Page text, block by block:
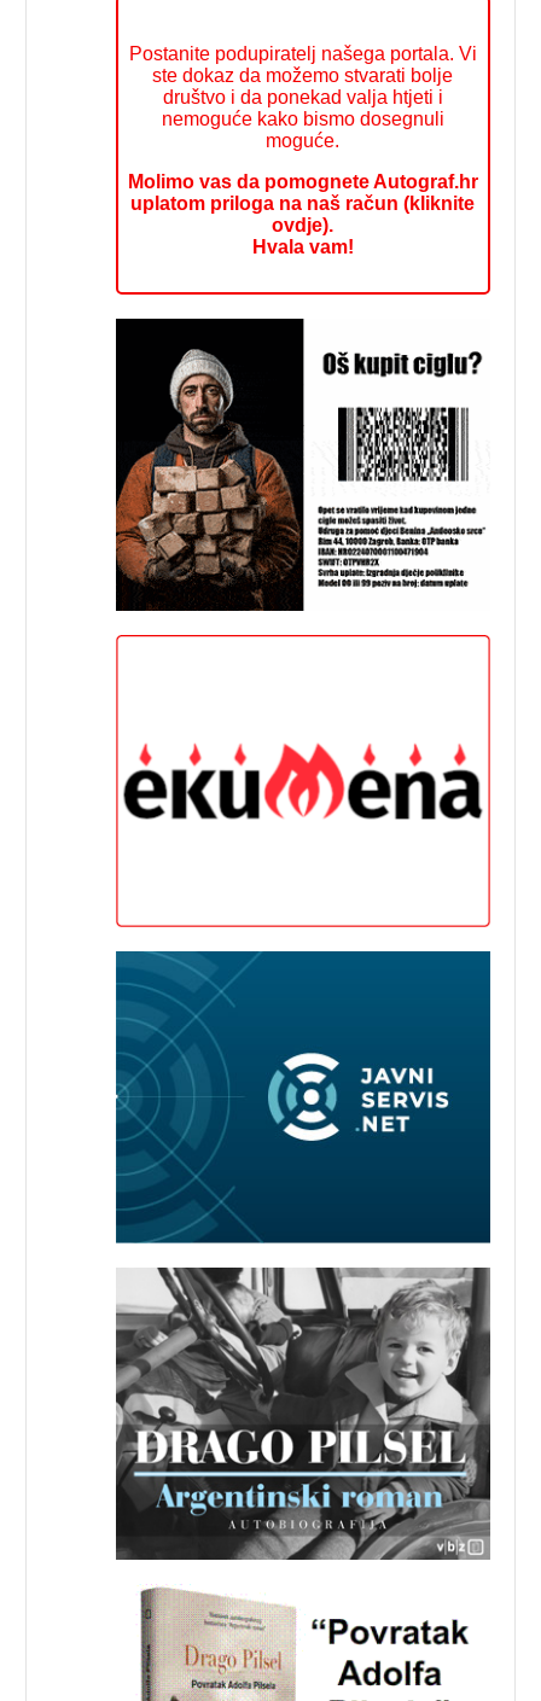
Postanite podupiratelj našega portala. Vi
ste dokaz da možemo stvarati bolje
društvo i da ponekad valja htjeti i
nemoguće kako bismo dosegnuli
moguće.
Molimo vas da pomognete Autograf.hr
uplatom priloga na naš račun (kliknite
ovdje).
Hvala vam!